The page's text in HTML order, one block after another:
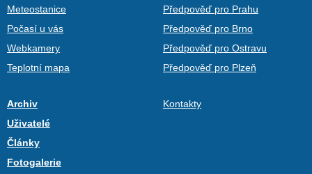
Meteostanice
Počasí u vás
Webkamery
Teplotní mapa
Předpověď pro Prahu
Předpověď pro Brno
Předpověď pro Ostravu
Předpověď pro Plzeň
Archiv
Uživatelé
Články
Fotogalerie
Kontakty